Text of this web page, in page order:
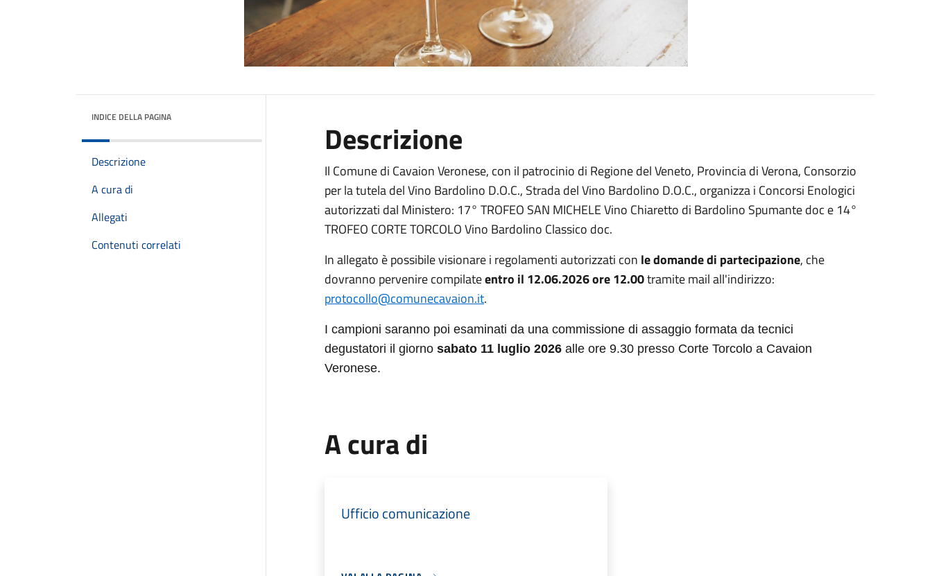
INDICE DELLA PAGINA
Descrizione
A cura di
Allegati
Contenuti correlati
Descrizione
Il Comune di Cavaion Veronese, con il patrocinio di Regione del Veneto, Provincia di Verona, Consorzio
per la tutela del Vino Bardolino D.O.C., Strada del Vino Bardolino D.O.C., organizza i Concorsi Enologici
autorizzati dal Ministero: 17° TROFEO SAN MICHELE Vino Chiaretto di Bardolino Spumante doc e 14°
TROFEO CORTE TORCOLO Vino Bardolino Classico doc.
In allegato è possibile visionare i regolamenti autorizzati con le domande di partecipazione, che
dovranno pervenire compilateentro il 12.06.2026 ore 12.00tramite mail all'indirizzo:
protocollo@comunecavaion.it.
I campioni saranno poi esaminati da una commissione di assaggio formata da tecnici
degustatori il giorno sabato 11 luglio 2026alle ore 9.30 presso Corte Torcolo a Cavaion
Veronese.
A cura di
Ufficio comunicazione